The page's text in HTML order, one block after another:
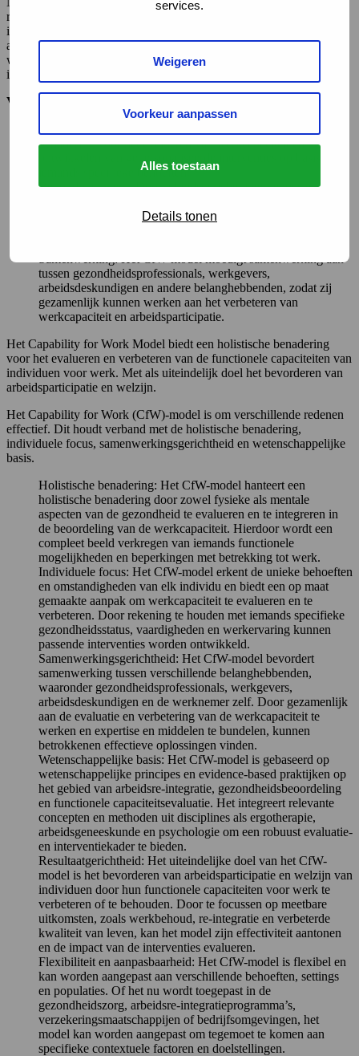
services.
Weigeren
Voorkeur aanpassen
Alles toestaan
Details tonen
regelmatig follow-up plaats. Hiermee wordt de effectiviteit van de
interventies geëvalueerd en kunnen eventuele aanpassingen
aangebracht worden. Dit omvat het monitoren van de
werkprestaties, gezondheidstoestand en tevredenheid van het
individu, evenals feedback van werkgevers en collega’s.
Voordelen van het CfW-model:
benadering voor het evalueren van werkcapaciteit en het
iemands specifieke behoeften.
Behoud van werk: Door arbeidsgerichte interventies te
het behouden van werk of het terugkeren naar werk na
tussen gezondheidsprofessionals, werkgevers,
arbeidsdeskundigen en andere belanghebbenden, zodat zij
gezamenlijk kunnen werken aan het verbeteren van
werkcapaciteit en arbeidsparticipatie.
Het Capability for Work Model biedt een holistische benadering
voor het evalueren en verbeteren van de functionele capaciteiten van
individuen voor werk. Met als uiteindelijk doel het bevorderen van
arbeidsparticipatie en welzijn.
Het Capability for Work (CfW)-model is om verschillende redenen
effectief. Dit houdt verband met de holistische benadering,
individuele focus, samenwerkingsgerichtheid en wetenschappelijke
basis.
Holistische benadering: Het CfW-model hanteert een
holistische benadering door zowel fysieke als mentale
aspecten van de gezondheid te evalueren en te integreren in
de beoordeling van de werkcapaciteit. Hierdoor wordt een
compleet beeld verkregen van iemands functionele
mogelijkheden en beperkingen met betrekking tot werk.
Individuele focus: Het CfW-model erkent de unieke behoeften
en omstandigheden van elk individu en biedt een op maat
gemaakte aanpak om werkcapaciteit te evalueren en te
verbeteren. Door rekening te houden met iemands specifieke
gezondheidsstatus, vaardigheden en werkervaring kunnen
passende interventies worden ontwikkeld.
Samenwerkingsgerichtheid: Het CfW-model bevordert
samenwerking tussen verschillende belanghebbenden,
waaronder gezondheidsprofessionals, werkgevers,
arbeidsdeskundigen en de werknemer zelf. Door gezamenlijk
aan de evaluatie en verbetering van de werkcapaciteit te
werken en expertise en middelen te bundelen, kunnen
betrokkenen effectieve oplossingen vinden.
Wetenschappelijke basis: Het CfW-model is gebaseerd op
wetenschappelijke principes en evidence-based praktijken op
het gebied van arbeidsre-integratie, gezondheidsbeoordeling
en functionele capaciteitsevaluatie. Het integreert relevante
concepten en methoden uit disciplines als ergotherapie,
arbeidsgeneeskunde en psychologie om een robuust evaluatie-
en interventiekader te bieden.
Resultaatgerichtheid: Het uiteindelijke doel van het CfW-
model is het bevorderen van arbeidsparticipatie en welzijn van
individuen door hun functionele capaciteiten voor werk te
verbeteren of te behouden. Door te focussen op meetbare
uitkomsten, zoals werkbehoud, re-integratie en verbeterde
kwaliteit van leven, kan het model zijn effectiviteit aantonen
en de impact van de interventies evalueren.
Flexibiliteit en aanpasbaarheid: Het CfW-model is flexibel en
kan worden aangepast aan verschillende behoeften, settings
en populaties. Of het nu wordt toegepast in de
gezondheidszorg, arbeidsre-integratieprogramma’s,
verzekeringsmaatschappijen of bedrijfsomgevingen, het
model kan worden aangepast om tegemoet te komen aan
specifieke contextuele factoren en doelstellingen.